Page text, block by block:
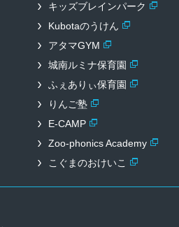
キッズブレインパーク
Kubotaのうけん
アタマGYM
城南ルミナ保育園
ふぇありぃ保育園
りんご塾
E-CAMP
Zoo-phonicsAcademy
こぐまのおけいこ